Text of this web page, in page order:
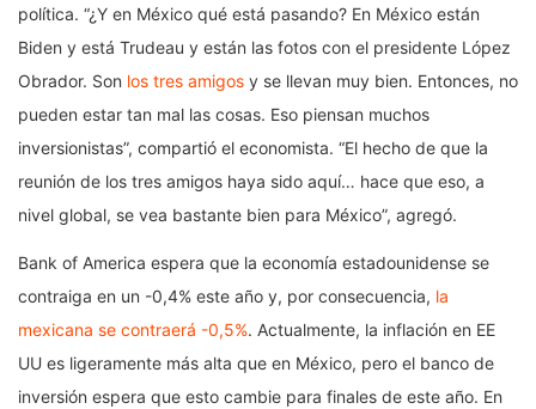
política. “¿Y en México qué está pasando? En México están
Biden y está Trudeau y están las fotos con el presidente López
Obrador. Son los tres amigos y se llevan muy bien. Entonces, no
pueden estar tan mal las cosas. Eso piensan muchos
inversionistas”, compartió el economista. “El hecho de que la
reunión de los tres amigos haya sido aquí… hace que eso, a
nivel global, se vea bastante bien para México”, agregó.
Bank of America espera que la economía estadounidense se
contraiga en un -0,4% este año y, por consecuencia, la
mexicana se contraerá -0,5%. Actualmente, la inflación en EE
UU es ligeramente más alta que en México, pero el banco de
inversión espera que esto cambie para finales de este año. En